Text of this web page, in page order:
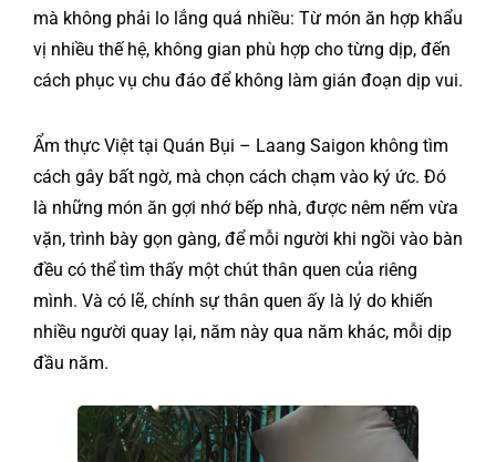
mà không phải lo lắng quá nhiều: Từ món ăn hợp khẩu
vị nhiều thế hệ, không gian phù hợp cho từng dịp, đến
cách phục vụ chu đáo để không làm gián đoạn dịp vui.
Ẩm thực Việt tại Quán Bụi – Laang Saigon không tìm
cách gây bất ngờ, mà chọn cách chạm vào ký ức. Đó
là những món ăn gợi nhớ bếp nhà, được nêm nếm vừa
vặn, trình bày gọn gàng, để mỗi người khi ngồi vào bàn
đều có thể tìm thấy một chút thân quen của riêng
mình. Và có lẽ, chính sự thân quen ấy là lý do khiến
nhiều người quay lại, năm này qua năm khác, mỗi dịp
đầu năm.